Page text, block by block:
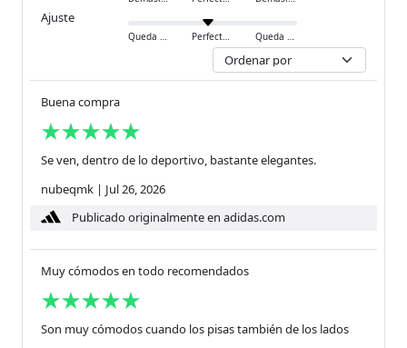
Ajuste
Queda ajustado Perfecto Queda holgado
Buena compra
Se ven, dentro de lo deportivo, bastante elegantes.
nubeqmk | Jul 26, 2026
Publicado originalmente en adidas.com
Muy cómodos en todo recomendados
Son muy cómodos cuando los pisas también de los lados